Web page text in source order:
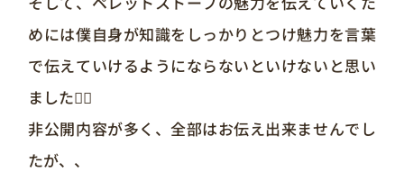
めには僕自身が知識をしっかりとつけ魅力を言葉
で伝えていけるようにならないといけないと思い
ました🙂‍↕️
非公開内容が多く、全部はお伝え出来ませんでし
たが、、